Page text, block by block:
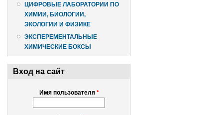
ЦИФРОВЫЕ ЛАБОРАТОРИИ ПО
ХИМИИ, БИОЛОГИИ,
ЭКОЛОГИИ И ФИЗИКЕ
ЭКСПЕРЕМЕНТАЛЬНЫЕ
ХИМИЧЕСКИЕ БОКСЫ
Вход на сайт
Имя пользователя *